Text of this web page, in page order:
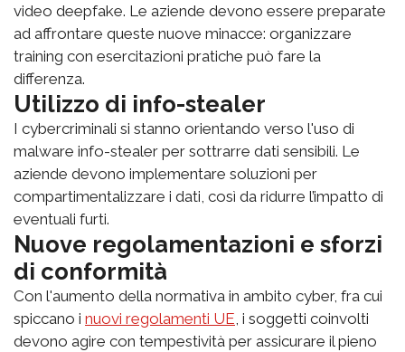
video deepfake. Le aziende devono essere preparate
ad affrontare queste nuove minacce: organizzare
training con esercitazioni pratiche può fare la
differenza.
Utilizzo di info-stealer
I cybercriminali si stanno orientando verso l'uso di
malware info-stealer per sottrarre dati sensibili. Le
aziende devono implementare soluzioni per
compartimentalizzare i dati, così da ridurre l’impatto di
eventuali furti.
Nuove regolamentazioni e sforzi
di conformità
Con l'aumento della normativa in ambito cyber, fra cui
spiccano i nuovi regolamenti UE , i soggetti coinvolti
devono agire con tempestività per assicurare il pieno